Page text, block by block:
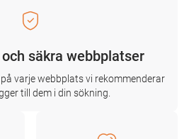
säkra webbplatser
varje webbplats vi rekommenderar
till dem i din sökning.